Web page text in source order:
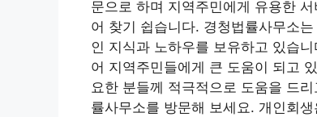
문으로 하며 지역주민에게 유용한
어 찾기 쉽습니다. 경청법률사무소
인 지식과 노하우를 보유하고 있습
어 지역주민들에게 큰 도움이 되고
요한 분들께 적극적으로 도움을 드
률사무소를 방문해 보세요. 개인회